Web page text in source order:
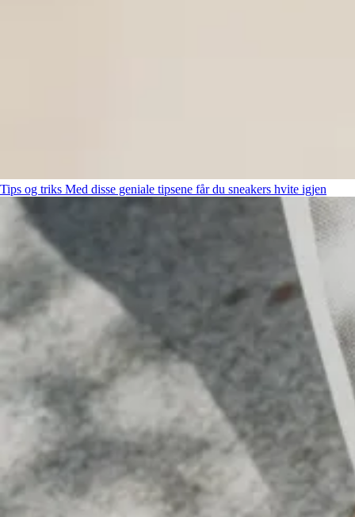
Tips og triks Med disse geniale tipsene får du sneakers hvite igjen